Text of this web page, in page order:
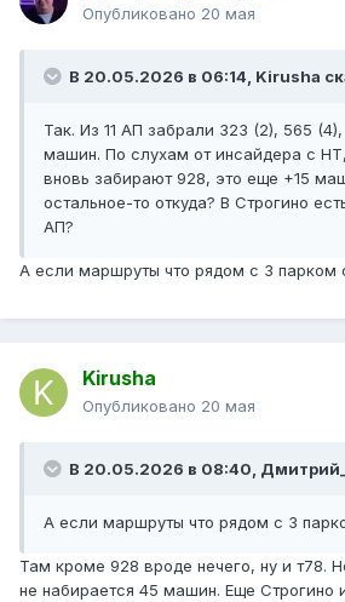
Опубликовано 20 мая
В 20.05.2026 в 06:14, Kirusha
Так. Из 11 АП забрали 323 (2), 565
машин. По слухам от инсайдера с
вновь забирают 928, это еще +15
остальное-то откуда? В Строгино
АП?
А если маршруты что рядом с 3 парком
Kirusha
Опубликовано 20 мая
В 20.05.2026 в 08:40,
А если маршруты что рядом с 3
Там кроме 928 вроде нечего, ну и т78.
не набирается 45 машин. Еще Строгино